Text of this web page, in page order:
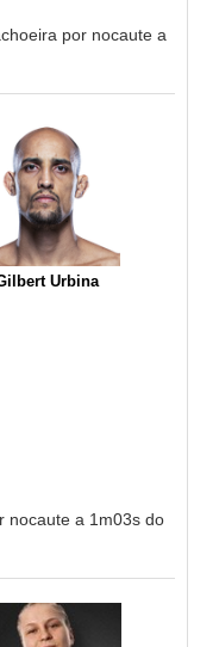
por nocaute a
Urbina
nocaute a 1m03s do